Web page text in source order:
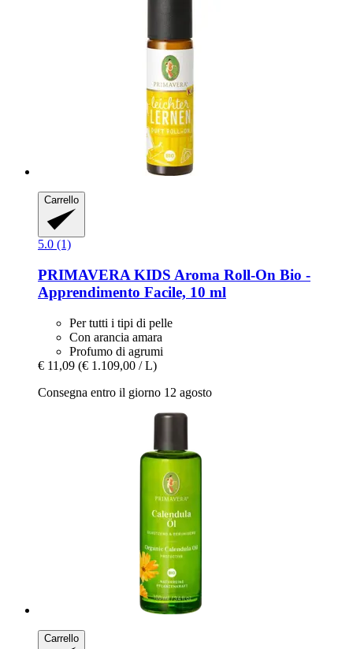
Carrello
5.0 (1)
PRIMAVERA KIDS Aroma Roll-​On Bio -​
Apprendimento Facile, 10 ml
Per tutti i tipi di pelle
Con arancia amara
Profumo di agrumi
€ 11,09 (€ 1.109,00 / L)
Consegna entro il giorno 12 agosto
Carrello